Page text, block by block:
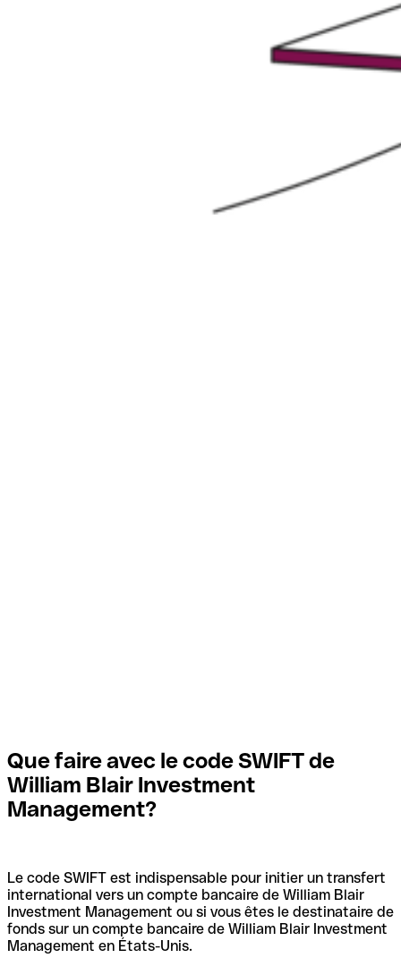
Que faire avec le code SWIFT de
William Blair Investment
Management?
Le code SWIFT est indispensable pour initier un transfert
international vers un compte bancaire de William Blair
Investment Management ou si vous êtes le destinataire de
fonds sur un compte bancaire de William Blair Investment
Management en États-Unis.